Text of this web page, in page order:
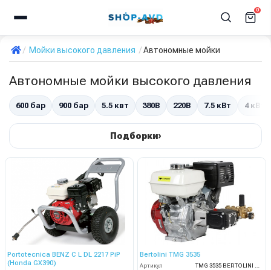
0
Мойки высокого давления Автономные мойки
Автономные мойки высокого давления
600 бар 900 бар 5.5 квт 380В 220В 7.5 кВт 4 кВт
Подборки›
Portotecnica BENZ C L DL 2217 PiP
(Honda GX390)
Bertolini TMG 3535
Артикул
TMG 3535 BERTOLINI moto